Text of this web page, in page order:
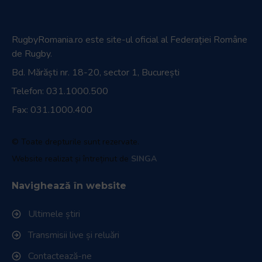
RugbyRomania.ro este site-ul oficial al Federației Române
de Rugby.
Bd. Mărăști nr. 18-20, sector 1, București
Telefon: 031.1000.500
Fax: 031.1000.400
© Toate drepturile sunt rezervate.
Website realizat și întreținut de SINGA
Navighează în website
Ultimele știri
Transmisii live și reluări
Contactează-ne